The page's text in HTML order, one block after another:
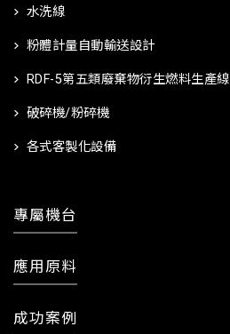
水洗線
粉體計量自動輸送設計
RDF-5第五類廢棄物衍生燃料生產線
破碎機/粉碎機
各式客製化設備
專屬機台
應用原料
成功案例